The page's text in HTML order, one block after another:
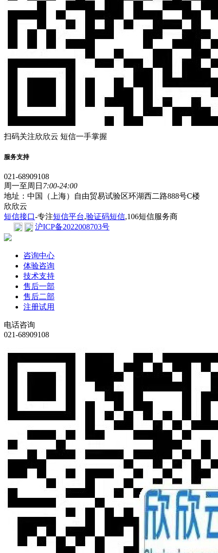
扫码关注欣欣云 短信一手掌握
服务支持
021-68909108
周一至周日 7:00-24:00
地址：中国（上海）自由贸易试验区环湖西二路888号C楼
欣欣云
短信接口-专注短信平台,验证码短信,106短信服务商
沪ICP备2022008703号
咨询中心
体验咨询
技术支持
售后一部
售后二部
注册试用
电话咨询
021-68909108